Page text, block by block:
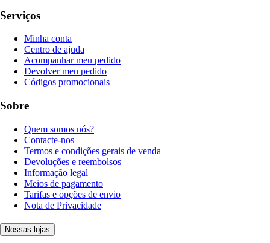
Serviços
Minha conta
Centro de ajuda
Acompanhar meu pedido
Devolver meu pedido
Códigos promocionais
Sobre
Quem somos nós?
Contacte-nos
Termos e condições gerais de venda
Devoluções e reembolsos
Informação legal
Meios de pagamento
Tarifas e opções de envio
Nota de Privacidade
Nossas lojas